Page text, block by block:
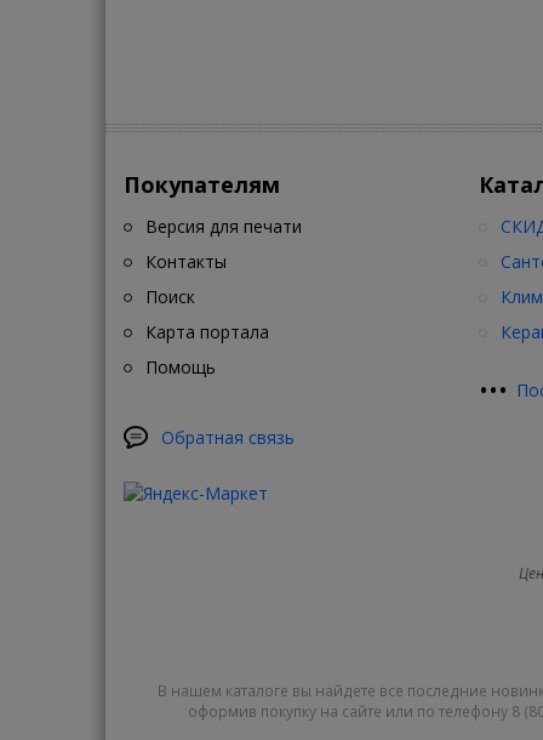
Покупателям
Версия для печати
Контакты
Поиск
Карта портала
Помощь
Обратная связь
•••
В нашем каталоге вы найдете все последние
оформив покупку на сайте или по телефону 8